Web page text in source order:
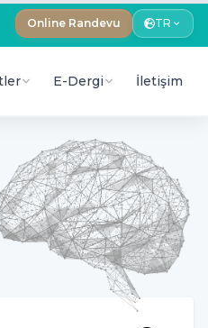
Online Randevu TR
E-Dergi İletişim